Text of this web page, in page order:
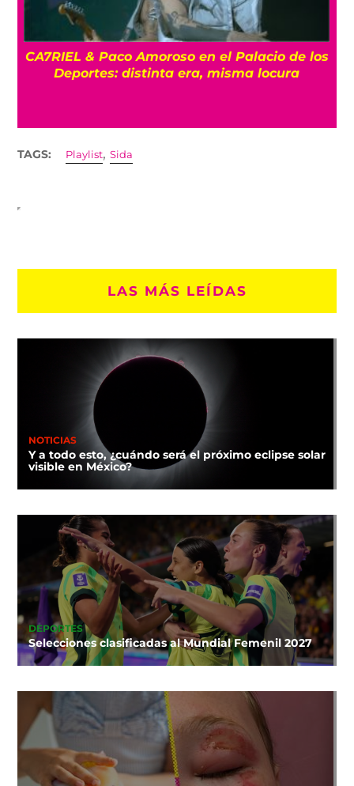
CA7RIEL & Paco Amoroso en el Palacio de los
Deportes: distinta era, misma locura
TAGS: Playlist,Sida
LAS MÁS LEÍDAS
NOTICIAS
Y a todo esto, ¿cuándo será el próximo eclipse solar
visible en México?
DEPORTES
Selecciones clasificadas al Mundial Femenil 2027